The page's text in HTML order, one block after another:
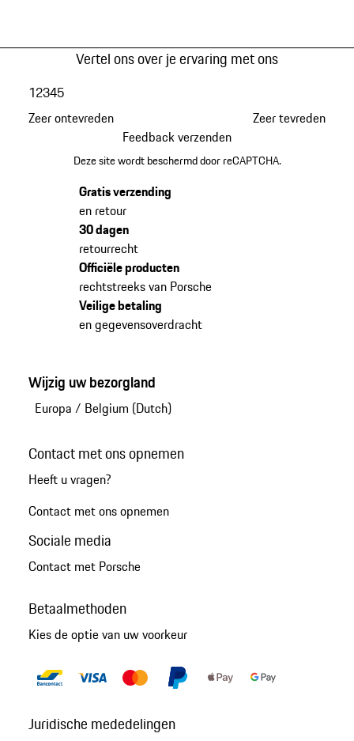
Vertel ons over je ervaring met ons
Zeer ontevreden
12345
Zeer tevreden
Feedback verzenden
Deze site wordt beschermd door reCAPTCHA.
Gratis verzending
en retour
30 dagen
retourrecht
Officiële producten
rechtstreeks van Porsche
Veilige betaling
en gegevensoverdracht
Wijzig uw bezorgland
Europa / Belgium (Dutch)
Contact met ons opnemen
Heeft u vragen?
Contact met ons opnemen
Sociale media
Contact met Porsche
Betaalmethoden
Kies de optie van uw voorkeur
Juridische mededelingen